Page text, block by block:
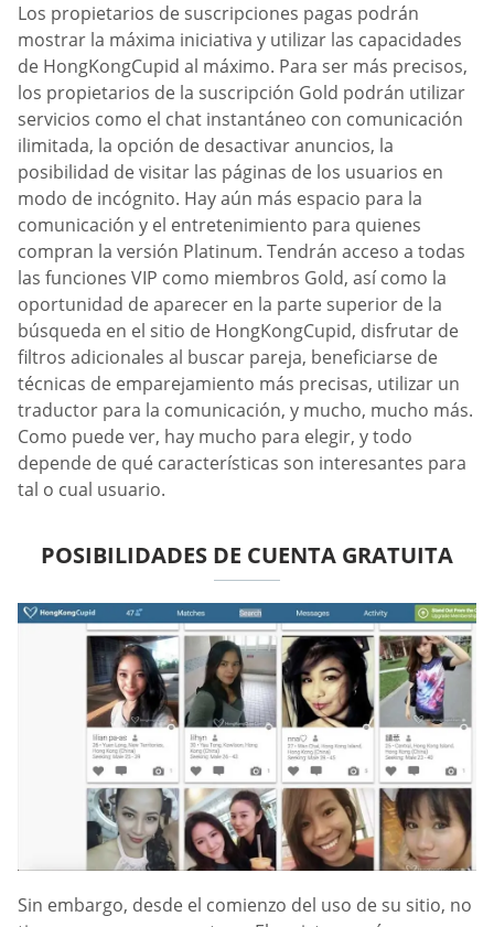
Los propietarios de suscripciones pagas podrán
mostrar la máxima iniciativa y utilizar las capacidades
de HongKongCupid al máximo. Para ser más precisos,
los propietarios de la suscripción Gold podrán utilizar
servicios como el chat instantáneo con comunicación
ilimitada, la opción de desactivar anuncios, la
posibilidad de visitar las páginas de los usuarios en
modo de incógnito. Hay aún más espacio para la
comunicación y el entretenimiento para quienes
compran la versión Platinum. Tendrán acceso a todas
las funciones VIP como miembros Gold, así como la
oportunidad de aparecer en la parte superior de la
búsqueda en el sitio de HongKongCupid, disfrutar de
filtros adicionales al buscar pareja, beneficiarse de
técnicas de emparejamiento más precisas, utilizar un
traductor para la comunicación, y mucho, mucho más.
Como puede ver, hay mucho para elegir, y todo
depende de qué características son interesantes para
tal o cual usuario.
POSIBILIDADES DE CUENTA GRATUITA
Sin embargo, desde el comienzo del uso de su sitio, no